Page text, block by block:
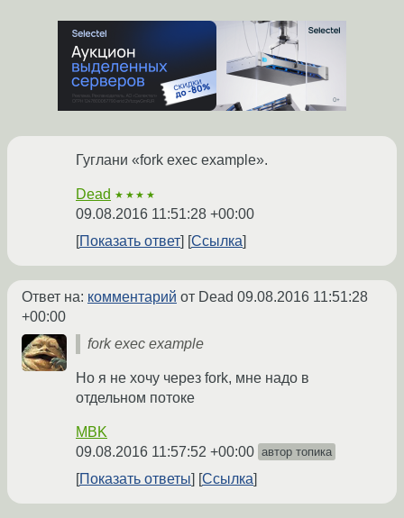
Гуглани «fork exec example».
Dead ★★★★
09.08.2016 11:51:28 +00:00
Показать ответ
Ссылка
Ответ на: комментарий от Dead 09.08.2016 11:51:28
+00:00
fork exec example
Но я не хочу через fork, мне надо в
отдельном потоке
MBK
09.08.2016 11:57:52 +00:00 автор топика
Показать ответы Ссылка